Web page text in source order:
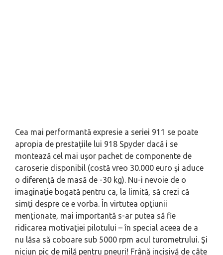
Cea mai performantă expresie a seriei 911 se poate
apropia de prestaţiile lui 918 Spyder dacă i se
montează cel mai uşor pachet de componente de
caroserie disponibil (costă vreo 30.000 euro şi aduce
o diferenţă de masă de -30 kg). Nu-i nevoie de o
imaginaţie bogată pentru ca, la limită, să crezi că
simţi despre ce e vorba. În virtutea opţiunii
menţionate, mai importantă s-ar putea să fie
ridicarea motivaţiei pilotului – în special aceea de a
nu lăsa să coboare sub 5000 rpm acul turometrului. Şi
niciun pic de milă pentru pneuri! Frână incisivă de câte